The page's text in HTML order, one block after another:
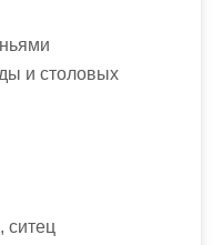
и столовых
ситец